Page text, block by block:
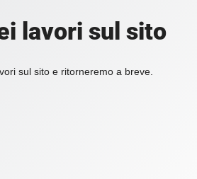
lavori sul sito
sul sito e ritorneremo a breve.